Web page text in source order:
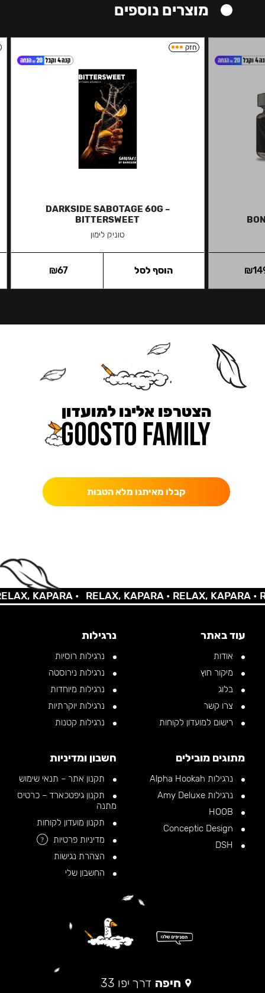
מוצרים נוספים
₪
חזק
DARKSIDE SABOTAGE 60G –
BITTERSWEET
טוניק לימון
₪67 הוסף לסל
הצטרפו אלינו למועדון
קבלו מאיתנו מלא הטבות
KAPARA • RELAX, KAPARA •RELAX, KAPARA •
עוד באתר
אודות
מיקור חוץ
בלוג
צרו קשר
רישום למועדון לקוחות
נרגילות
נרגילות רוסיות
נרגילות נירוסטה
נרגילות מיוחדות
נרגילות יוקרתיות
נרגילות קטנות
מתוגים מובילים
נרגילות Alpha Hookah
נרגילות Amy Deluxe
חשבון ומדיניות
תקנון אתר – תנאי שימוש
תקנון גיפטכארד – כרטיס
מתנה
תקנון מועדון לקוחות
מדיניות פרטיות
?
הצהרת נגישות
החשבון שלי
חיפה דרך יפו 33